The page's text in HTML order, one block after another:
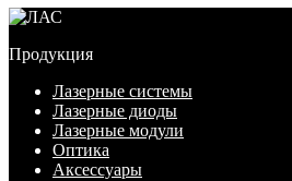
Продукция
Лазерные системы
Лазерные диоды
Лазерные модули
Оптика
Аксессуары